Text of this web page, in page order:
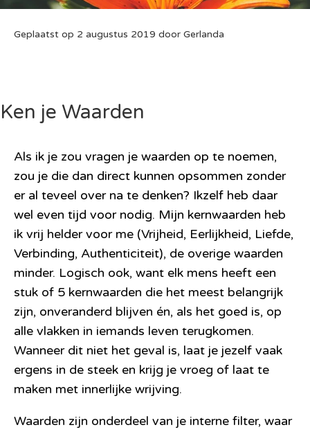
Geplaatst op 2 augustus 2019 door Gerlanda
Ken je Waarden
Als ik je zou vragen je waarden op te noemen,
zou je die dan direct kunnen opsommen zonder
er al teveel over na te denken? Ikzelf heb daar
wel even tijd voor nodig. Mijn kernwaarden heb
ik vrij helder voor me (Vrijheid, Eerlijkheid, Liefde,
Verbinding, Authenticiteit), de overige waarden
minder. Logisch ook, want elk mens heeft een
stuk of 5 kernwaarden die het meest belangrijk
zijn, onveranderd blijven én, als het goed is, op
alle vlakken in iemands leven terugkomen.
Wanneer dit niet het geval is, laat je jezelf vaak
ergens in de steek en krijg je vroeg of laat te
maken met innerlijke wrijving.
Waarden zijn onderdeel van je interne filter, waar